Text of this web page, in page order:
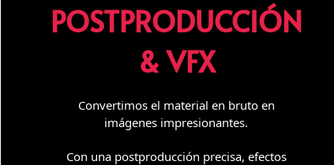
POSTPRODUCCIÓN
& VFX
Convertimos el material en bruto en
imágenes impresionantes.
Con una postproducción precisa, efectos